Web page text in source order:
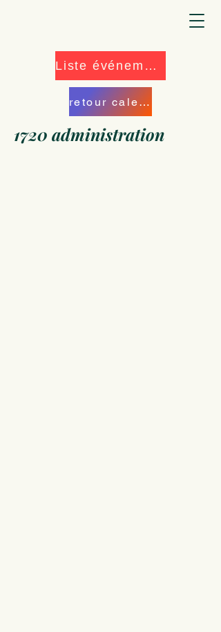
Liste événements
retour calendrier
1720 administration